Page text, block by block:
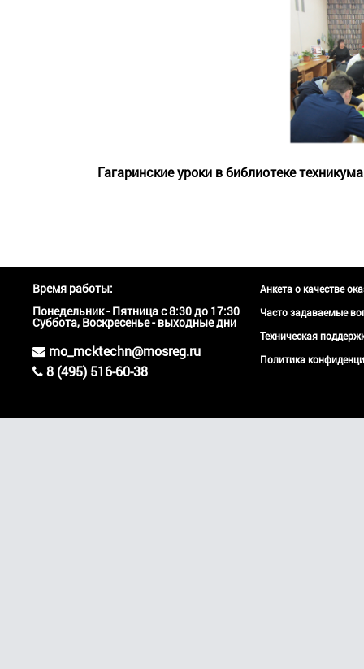
Гагаринские уроки в библиотеке
Время работы:
Понедельник - Пятница с 8:30 до 17:30
Суббота, Воскресенье - выходные дни
mo_mcktechn@mosreg.ru
8 (495) 516-60-38
Анкета о качестве
Часто задаваемые
Техническая
Политика